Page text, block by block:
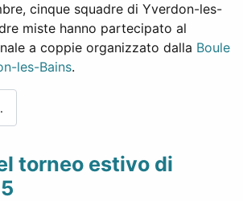
cinque squadre di Yverdon-les-
miste hanno partecipato al
a coppie organizzato dalla Boule
les-Bains.
torneo estivo di